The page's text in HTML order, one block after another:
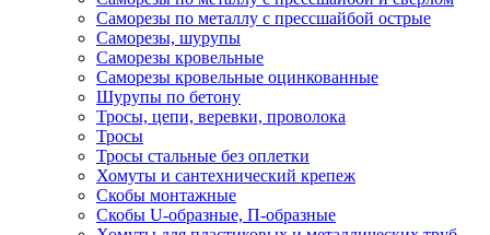
Саморезы по металлу с прессшайбой острые
Саморезы, шурупы
Саморезы кровельные
Саморезы кровельные оцинкованные
Шурупы по бетону
Тросы, цепи, веревки, проволока
Тросы
Тросы стальные без оплетки
Хомуты и сантехнический крепеж
Скобы монтажные
Скобы U-образные, П-образные